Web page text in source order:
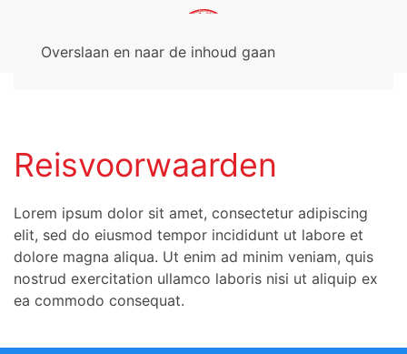
Overslaan en naar de inhoud gaan
Reisvoorwaarden
Lorem ipsum dolor sit amet, consectetur adipiscing
elit, sed do eiusmod tempor incididunt ut labore et
dolore magna aliqua. Ut enim ad minim veniam, quis
nostrud exercitation ullamco laboris nisi ut aliquip ex
ea commodo consequat.